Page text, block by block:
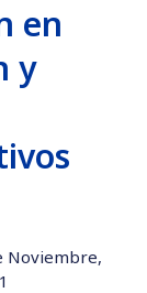
en
y
Noviembre,